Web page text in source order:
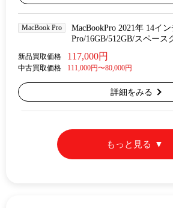
MacBook Pro
MacBookPro 2021年 14イ
Pro/16GB/512GB/スペース
新品買取価格 117,000円
中古買取価格 111,000円〜80,000円
詳細をみる
もっと見る